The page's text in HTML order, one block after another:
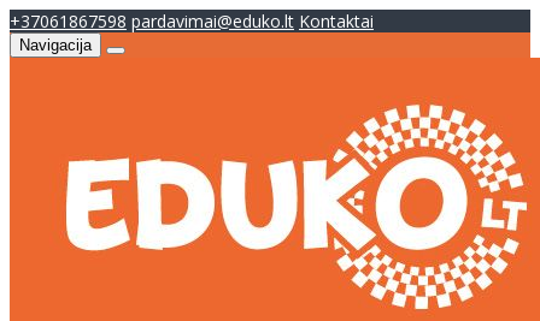
+37061867598 pardavimai@eduko.lt Kontaktai
Navigacija